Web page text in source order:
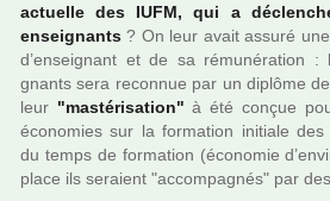
actuelle des IUFM, qui a
ensei­gnants ? On leur avait assuré
d’ensei­gnant et de sa rému­né­ra­tion
gnants sera reconnue par un diplôme
leur "mas­té­ri­sa­tion" à été conçue
économies sur la for­ma­tion ini­tiale
du temps de for­ma­tion (économie
place ils seraient "accom­pa­gnés" par